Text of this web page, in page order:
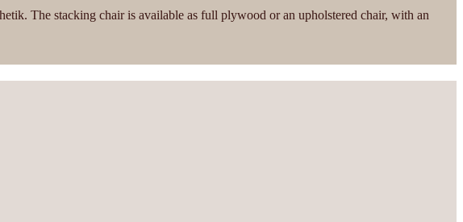
The stacking chair is available as full plywood or an upholstered chair, with an